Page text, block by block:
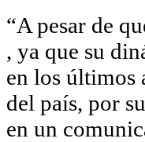
“A pesar de
, ya que su
en los últimos
del país, por
en un